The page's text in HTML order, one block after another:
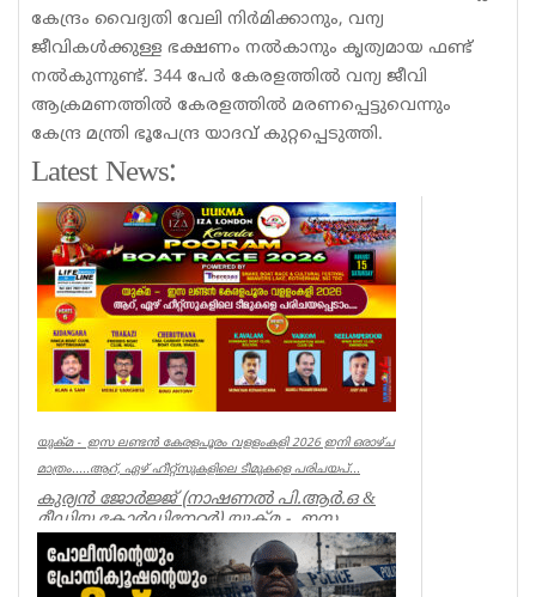
കേന്ദ്രം വൈദ്യതി വേലി നിർമിക്കാനും, വന്യ
ജീവികൾക്കുള്ള ഭക്ഷണം നൽകാനും കൃത്യമായ ഫണ്ട്‌
നൽകുന്നുണ്ട്. 344 പേർ കേരളത്തിൽ വന്യ ജീവി
ആക്രമണത്തിൽ കേരളത്തിൽ മരണപ്പെട്ടുവെന്നും
കേന്ദ്ര മന്ത്രി ഭൂപേന്ദ്ര യാദവ് കുറ്റപ്പെടുത്തി.
Latest News:
യുക്മ - ഇസ ലണ്ടൻ കേരളപൂരം വളളംകളി 2026 ഇനി ഒരാഴ്ച
മാത്രം.....ആറ്, ഏഴ് ഹീറ്റ്സുകളിലെ ടീമുകളെ പരിചയപ്...
കുര്യൻ ജോർജ്ജ് (നാഷണൽ പി.ആർ.ഒ &
മീഡിയ കോർഡിനേറ്റർ) യുക്മ - ഇസ
ലണ്ടൻ കേരളപൂരം വ...
Associations